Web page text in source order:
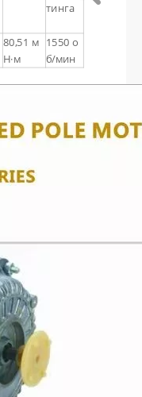
тинга
80,51 м
Н·м
1550 о
б/мин